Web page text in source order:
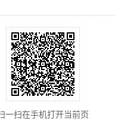
一扫在手机打开当前页